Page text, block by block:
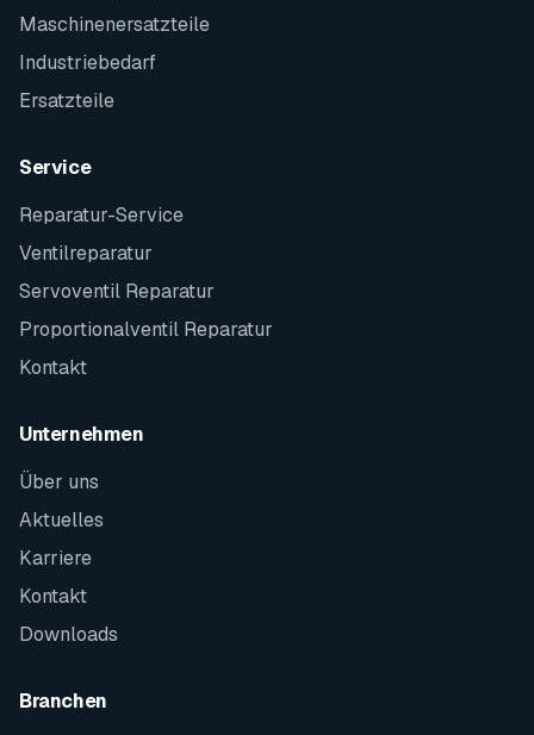
Maschinenersatzteile
Industriebedarf
Ersatzteile
Service
Reparatur-Service
Ventilreparatur
Servoventil Reparatur
Proportionalventil Reparatur
Kontakt
Unternehmen
Über uns
Aktuelles
Karriere
Kontakt
Downloads
Branchen